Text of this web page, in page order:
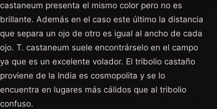
castaneum presenta el mismo color pero no es
brillante. Además en el caso este último la distancia
que separa un ojo de otro es igual al ancho de cada
ojo. T. castaneum suele encontrárselo en el campo
ya que es un excelente volador. El tribolio castaño
proviene de la India es cosmopolita y se lo
encuentra en lugares más cálidos que al tribolio
confuso.